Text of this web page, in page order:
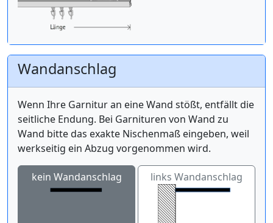
Wandanschlag
Wenn Ihre Garnitur an eine Wand stößt, entfällt die
seitliche Endung. Bei Garnituren von Wand zu
Wand bitte das exakte Nischenmaß eingeben, weil
werkseitig ein Abzug vorgenommen wird.
kein Wandanschlag links Wandanschlag